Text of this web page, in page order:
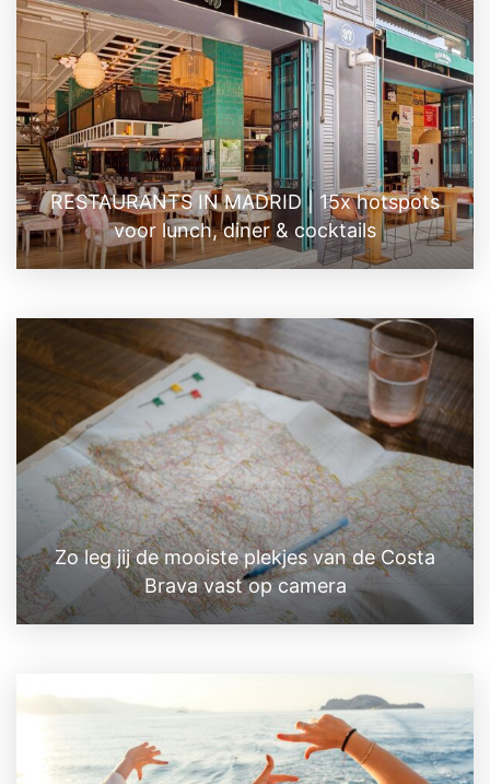
RESTAURANTS IN MADRID | 15x hotspots
voor lunch, diner & cocktails
Zo leg jij de mooiste plekjes van de Costa
Brava vast op camera